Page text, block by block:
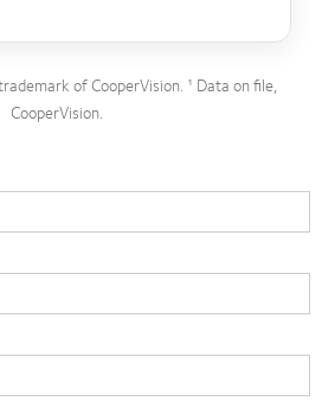
of CooperVision. ¹ Data on file,
CooperVision.